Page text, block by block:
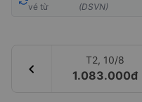
vé từ
(DSVN)
chevron_left
T2, 10/8
1.083.000đ